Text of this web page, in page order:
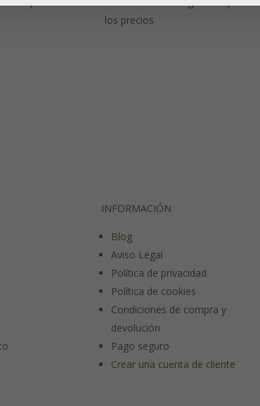
los precios
INFORMACIÓN
Blog
Aviso Legal
Política de privacidad
Política de cookies
Condiciones de compra y
devolución
Pago seguro
Crear una cuenta de cliente